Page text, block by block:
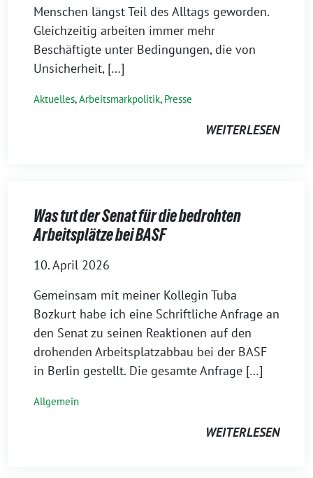
Menschen längst Teil des Alltags geworden.
Gleichzeitig arbeiten immer mehr
Beschäftigte unter Bedingungen, die von
Unsicherheit, […]
Aktuelles,Arbeitsmarkpolitik, Presse
WEITERLESEN
Was tut der Senat für die bedrohten
Arbeitsplätze bei BASF
10. April 2026
Gemeinsam mit meiner Kollegin Tuba
Bozkurt habe ich eine Schriftliche Anfrage an
den Senat zu seinen Reaktionen auf den
drohenden Arbeitsplatzabbau bei der BASF
in Berlin gestellt. Die gesamte Anfrage […]
Allgemein
WEITERLESEN